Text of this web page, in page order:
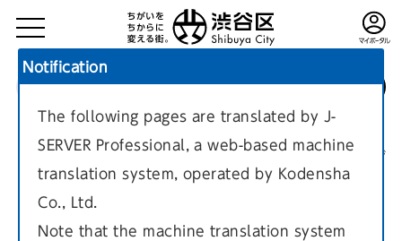
医療費に関する助成
現在のページ
Notification
The following pages are translated by J-
SERVER Professional, a web-based machine
translation system, operated by Kodensha
Co., Ltd.
Note that the machine translation system